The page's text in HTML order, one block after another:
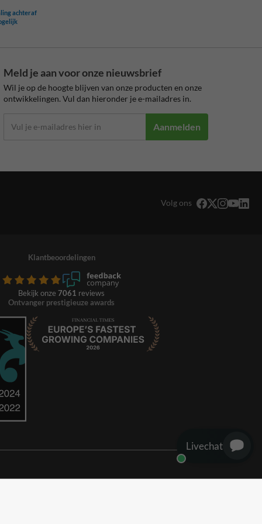
achteraf
Meld je aan voor onze nieuwsbrief
Wil je op de hoogte blijven van onze producten en onze
ontwikkelingen. Vul dan hieronder je e-mailadres in.
Aanmelden
Volg ons
Klantbeoordelingen
Bekijk onze 7061 reviews
Ontvanger prestigieuze awards
Livechat